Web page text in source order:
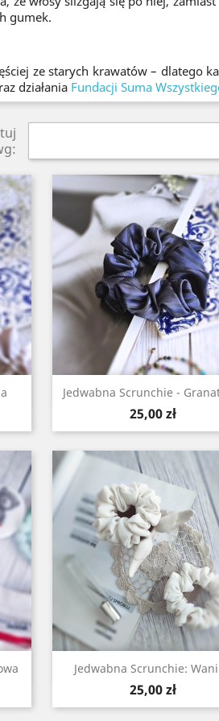
gumek.
ze starych krawatów – dlatego
działania Fundacji Suma
Jedwabna Scrunchie -
Cena
25,00 zł
Szybki podgląd
Jedwabna Scrunchie:
Cena
25,00 zł
Szybki podgląd